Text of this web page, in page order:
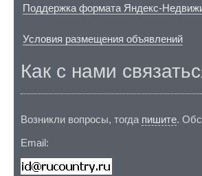
Поддержка формата Яндекс-
Условия размещения объявлений
Как с нами
Возникли вопросы, тогда пишите.
Email: